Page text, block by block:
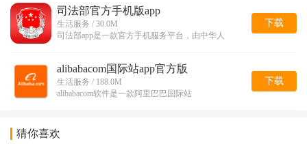
司法部官方手机版app
生活服务 / 30.0M
司法部app是一款官方手机服务平台，由中华人
下载
alibabacom国际站app官方版
生活服务 / 188.0M
alibabacom软件是一款阿里巴巴国际站
下载
猜你喜欢